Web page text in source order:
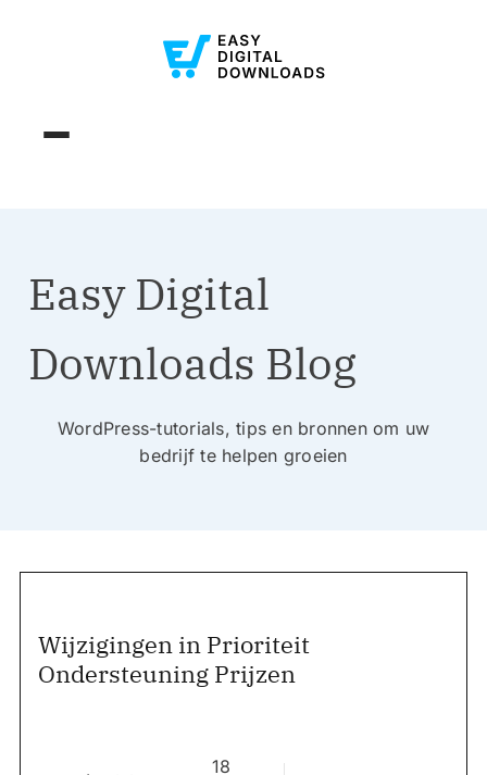
Easy Digital
Downloads Blog
WordPress-tutorials, tips en bronnen om uw
bedrijf te helpen groeien
Wijzigingen in Prioriteit
Ondersteuning Prijzen
18